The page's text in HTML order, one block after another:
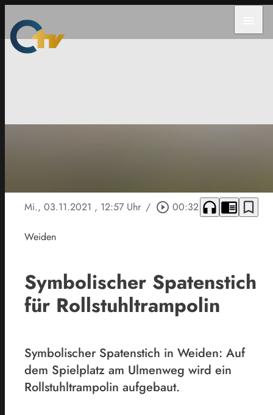
Mi., 03.11.2021 , 12:57 Uhr / play_circle_outline 00:32 headphones chrome_reader_mode bookmark_border
Weiden
Symbolischer Spatenstich
für Rollstuhltrampolin
Symbolischer Spatenstich in Weiden: Auf
dem Spielplatz am Ulmenweg wird ein
Rollstuhltrampolin aufgebaut.